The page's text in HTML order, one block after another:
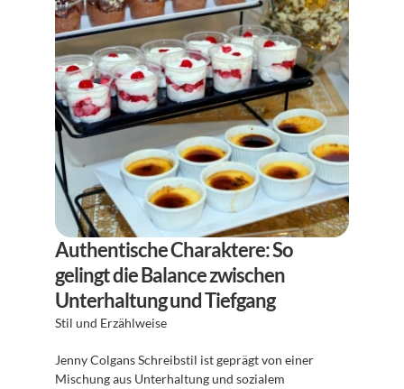
Authentische Charaktere: So
gelingt die Balance zwischen
Unterhaltung und Tiefgang
Stil und Erzählweise
Jenny Colgans Schreibstil ist geprägt von einer
Mischung aus Unterhaltung und sozialem